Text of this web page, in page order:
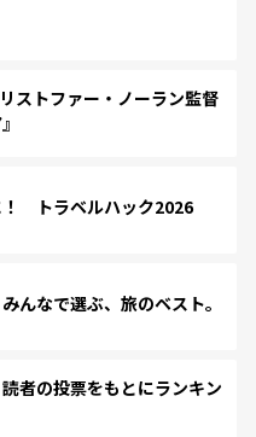
ストファー・ノーラン監督
！ トラベルハック2026
なで選ぶ、旅のベスト。
者の投票をもとにランキン